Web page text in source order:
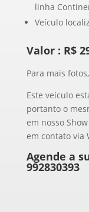
linha
Veículo
Valor : R$
Para mais
Este veículo
portanto o
em nosso
em contato via
Agende a
992830393